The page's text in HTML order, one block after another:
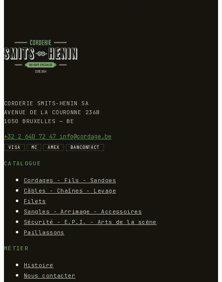
CORDERIE SMITS-HENIN SA
AVENUE DE LA COURONNE 236B
1050 BRUXELLES — BE
+32 2 640 72 47 info@cordage.be
VISA MC AMEX BANCONTACT
CATALOGUE
Cordages - Fils - Sandows
Câbles - Chaînes - Levage
Filets
Sangles - Arrimage - Accessoires
Sécurité - E.P.I. - Arts de la scène
Paillassons
MÉTIER
Histoire
Nous contacter